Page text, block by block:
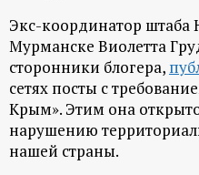
Экс-координатор штаба
Мурманске Виолетта
сторонники блогера,
сетях посты с
Крым». Этим она
нарушению
нашей страны.